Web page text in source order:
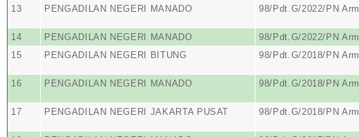
13
PENGADILAN NEGERI MANADO 98/Pdt.G/2022/PN Arm
14 PENGADILAN NEGERI MANADO 98/Pdt.G/2022/PN Arm
15
PENGADILAN NEGERI BITUNG 98/Pdt.G/2018/PN Arm
16 PENGADILAN NEGERI MANADO 98/Pdt.G/2018/PN Arm
17 PENGADILAN NEGERI JAKARTA PUSAT 98/Pdt.G/2018/PN Arm